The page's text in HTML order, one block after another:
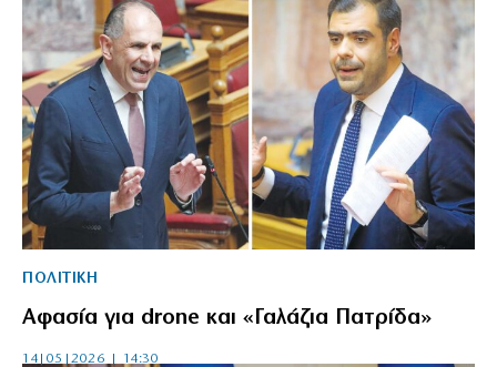
ΠΟΛΙΤΙΚΗ
Αφασία για drone και «Γαλάζια Πατρίδα»
14|05|2026 | 14:30